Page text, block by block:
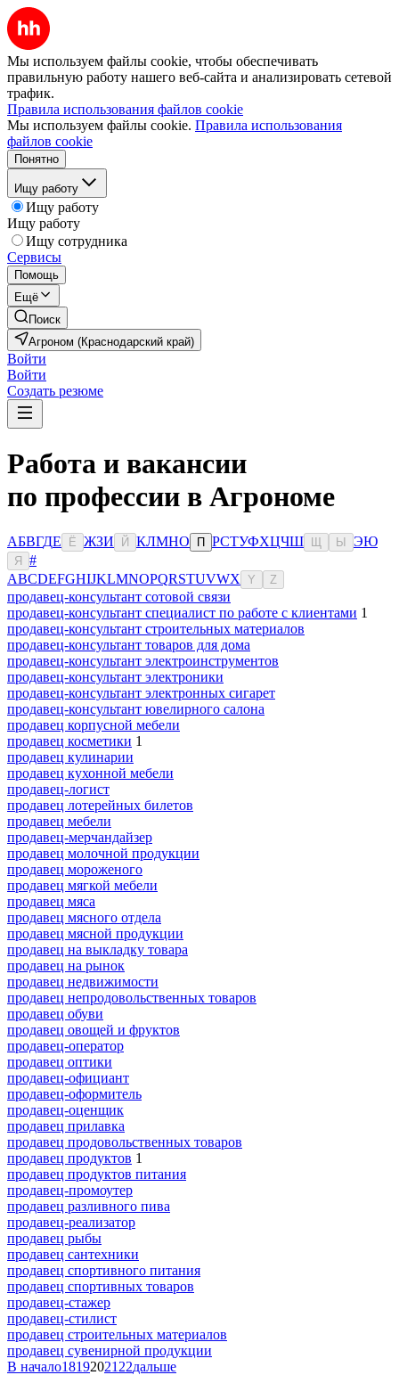
Мы используем файлы cookie, чтобы обеспечивать
правильную работу нашего веб-сайта и анализировать сетевой
трафик.
Правила использования файлов cookie
Мы используем файлы cookie. Правила использования
файлов cookie
Понятно
Ищу работу
Ищу работу
Ищу работу
Ищу сотрудника
Сервисы
Помощь
Ещё
Поиск
Агроном (Краснодарский край)
Войти
Войти
Создать резюме
Работа и вакансии
по профессии в Агрономе
АБВГДЕ Ё ЖЗИ Й КЛМНО П РСТУФХЦЧШ Ы ЭЮ
Я
#
ABCDEFGHIJKLMNOPQRSTUVWX Y Z
продавец-консультант сотовой связи
продавец-консультант специалист по работе с клиентами 1
продавец-консультант строительных материалов
продавец-консультант товаров для дома
продавец-консультант электроинструментов
продавец-консультант электроники
продавец-консультант электронных сигарет
продавец-консультант ювелирного салона
продавец корпусной мебели
продавец косметики 1
продавец кулинарии
продавец кухонной мебели
продавец-логист
продавец лотерейных билетов
продавец мебели
продавец-мерчандайзер
продавец молочной продукции
продавец мороженого
продавец мягкой мебели
продавец мяса
продавец мясного отдела
продавец мясной продукции
продавец на выкладку товара
продавец на рынок
продавец недвижимости
продавец непродовольственных товаров
продавец обуви
продавец овощей и фруктов
продавец-оператор
продавец оптики
продавец-официант
продавец-оформитель
продавец-оценщик
продавец прилавка
продавец продовольственных товаров
продавец продуктов 1
продавец продуктов питания
продавец-промоутер
продавец разливного пива
продавец-реализатор
продавец рыбы
продавец сантехники
продавец спортивного питания
продавец спортивных товаров
продавец-стажер
продавец-стилист
продавец строительных материалов
продавец сувенирной продукции
В начало18192021 22дальше